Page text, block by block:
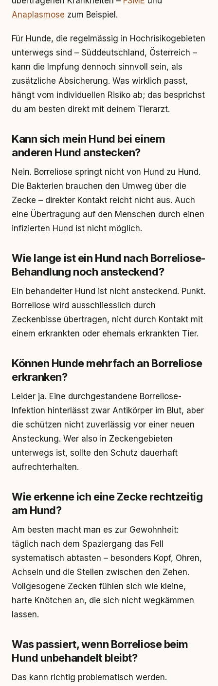
Anaplasmose zum Beispiel.
Für Hunde, die regelmässig in Hochrisikogebieten
unterwegs sind – Süddeutschland, Österreich –
kann die Impfung dennoch sinnvoll sein, als
zusätzliche Absicherung. Was wirklich passt,
hängt vom individuellen Risiko ab; das besprichst
du am besten direkt mit deinem Tierarzt.
Kann sich mein Hund bei einem
anderen Hund anstecken?
Nein. Borreliose springt nicht von Hund zu Hund.
Die Bakterien brauchen den Umweg über die
Zecke – direkter Kontakt reicht nicht aus. Auch
eine Übertragung auf den Menschen durch einen
infizierten Hund ist nicht möglich.
Wie lange ist ein Hund nach Borreliose-
Behandlung noch ansteckend?
Ein behandelter Hund ist nicht ansteckend. Punkt.
Borreliose wird ausschliesslich durch
Zeckenbisse übertragen, nicht durch Kontakt mit
einem erkrankten oder ehemals erkrankten Tier.
Können Hunde mehrfach an Borreliose
erkranken?
Leider ja. Eine durchgestandene Borreliose-
Infektion hinterlässt zwar Antikörper im Blut, aber
die schützen nicht zuverlässig vor einer neuen
Ansteckung. Wer also in Zeckengebieten
unterwegs ist, sollte den Schutz dauerhaft
aufrechterhalten.
Wie erkenne ich eine Zecke rechtzeitig
am Hund?
Am besten macht man es zur Gewohnheit:
täglich nach dem Spaziergang das Fell
systematisch abtasten – besonders Kopf, Ohren,
Achseln und die Stellen zwischen den Zehen.
Vollgesogene Zecken fühlen sich wie kleine,
harte Knötchen an, die sich nicht wegkämmen
lassen.
Was passiert, wenn Borreliose beim
Hund unbehandelt bleibt?
Das kann richtig problematisch werden.